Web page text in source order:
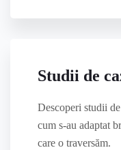
Studii de
Descoperi studii
cum s-au adaptat
care o traversăm.